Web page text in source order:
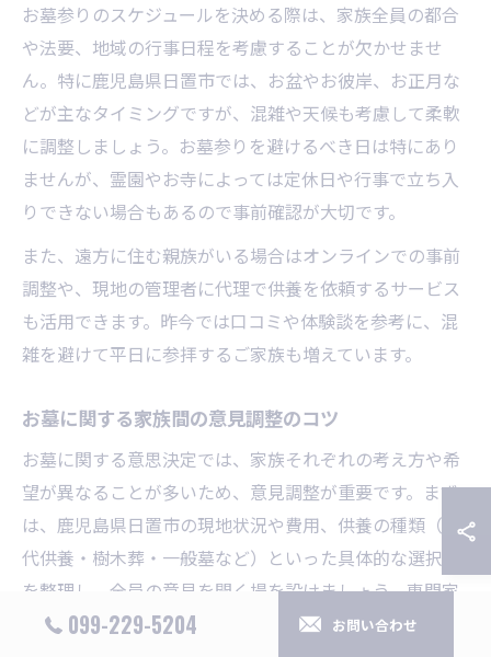
お墓参りのスケジュールを決める際は、家族全員の都合
や法要、地域の行事日程を考慮することが欠かせませ
ん。特に鹿児島県日置市では、お盆やお彼岸、お正月な
どが主なタイミングですが、混雑や天候も考慮して柔軟
に調整しましょう。お墓参りを避けるべき日は特にあり
ませんが、霊園やお寺によっては定休日や行事で立ち入
りできない場合もあるので事前確認が大切です。
また、遠方に住む親族がいる場合はオンラインでの事前
調整や、現地の管理者に代理で供養を依頼するサービス
も活用できます。昨今では口コミや体験談を参考に、混
雑を避けて平日に参拝するご家族も増えています。
お墓に関する家族間の意見調整のコツ
お墓に関する意思決定では、家族それぞれの考え方や希
望が異なることが多いため、意見調整が重要です。まず
は、鹿児島県日置市の現地状況や費用、供養の種類（永
代供養・樹木葬・一般墓など）といった具体的な選択肢
を整理し、全員の意見を聞く場を設けましょう。専門家
による無料相談や資料請求も活用すると、客観的な判断
099-229-5204 お問い合わせ